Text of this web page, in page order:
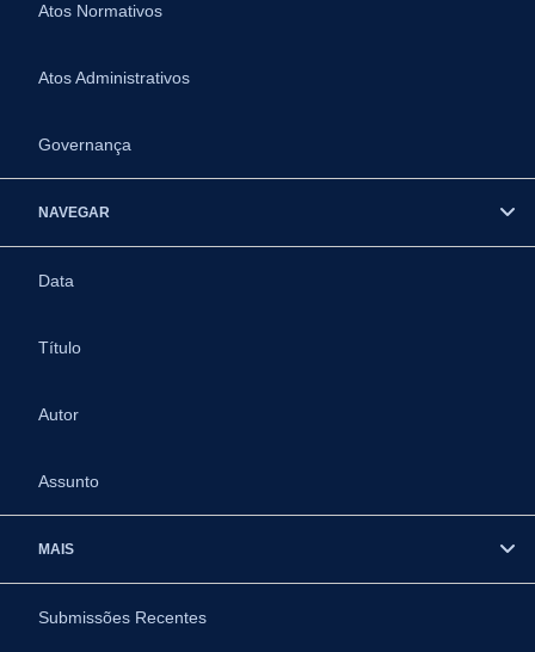
Atos Normativos
Atos Administrativos
Governança
NAVEGAR
Data
Título
Autor
Assunto
MAIS
Submissões Recentes